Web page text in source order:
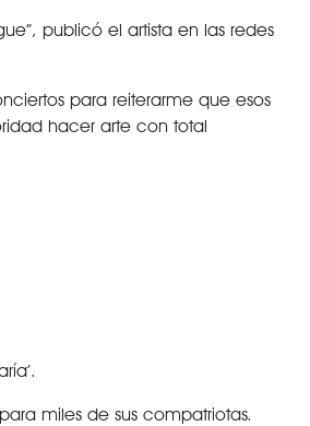
publicó el artista en las redes
para reiterarme que esos
hacer arte con total
miles de sus compatriotas.